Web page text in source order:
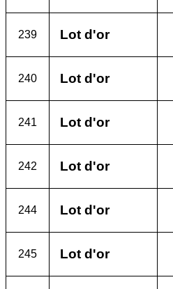
239 Lot d'or
240 Lot d'or
241 Lot d'or
242 Lot d'or
244 Lot d'or
245 Lot d'or